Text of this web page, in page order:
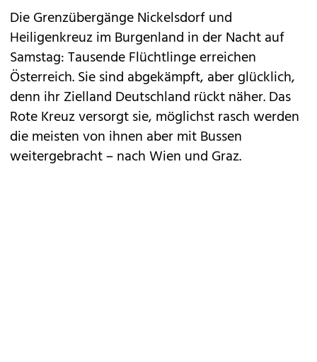
Die Grenzübergänge Nickelsdorf und
Heiligenkreuz im Burgenland in der Nacht auf
Samstag: Tausende Flüchtlinge erreichen
Österreich. Sie sind abgekämpft, aber glücklich,
denn ihr Zielland Deutschland rückt näher. Das
Rote Kreuz versorgt sie, möglichst rasch werden
die meisten von ihnen aber mit Bussen
weitergebracht – nach Wien und Graz.